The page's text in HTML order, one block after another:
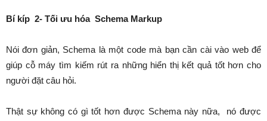
Bí kíp 2- Tối ưu hóa Schema Markup
Nói đơn giản, Schema là một code mà bạn cần cài vào web để
giúp cỗ máy tìm kiếm rút ra những hiển thị kết quả tốt hơn cho
người đặt câu hỏi.
Thật sự không có gì tốt hơn được Schema này nữa, nó được